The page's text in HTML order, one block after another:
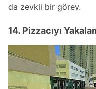
da zevkli bir görev.
14. Pizzacıyı